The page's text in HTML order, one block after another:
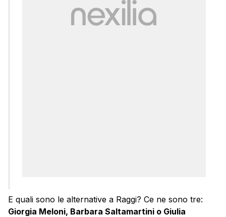
E quali sono le alternative a Raggi? Ce ne sono tre:
Giorgia Meloni, Barbara Saltamartini o Giulia